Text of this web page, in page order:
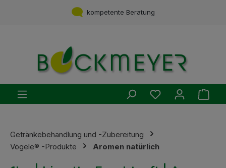
Zum Hauptinhalt springenkompetente Beratung
Du hast 0
Getränkebehandlung und -Zubereitung
Vögele® -Produkte
Aromen natürlich